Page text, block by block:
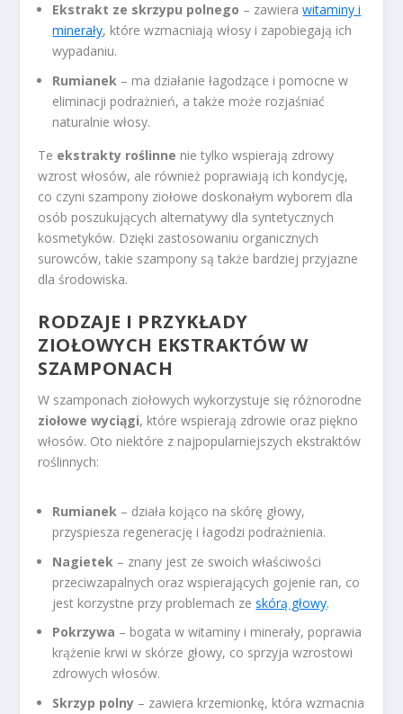
Ekstrakt ze skrzypu polnego – zawierawitaminy i
minerały, które wzmacniają włosy i zapobiegają ich
wypadaniu.
Rumianek – ma działanie łagodzące i pomocne w
eliminacji podrażnień, a także może rozjaśniać
naturalnie włosy.
Te ekstrakty roślinne nie tylko wspierają zdrowy
wzrost włosów, ale również poprawiają ich kondycję,
co czyni szampony ziołowe doskonałym wyborem dla
osób poszukujących alternatywy dla syntetycznych
kosmetyków. Dzięki zastosowaniu organicznych
surowców, takie szampony są także bardziej przyjazne
dla środowiska.
RODZAJE I PRZYKŁADY
ZIOŁOWYCH EKSTRAKTÓW W
SZAMPONACH
W szamponach ziołowych wykorzystuje się różnorodne
ziołowe wyciągi, które wspierają zdrowie oraz piękno
włosów. Oto niektóre z najpopularniejszych ekstraktów
roślinnych:
Rumianek – działa kojąco na skórę głowy,
przyspiesza regenerację i łagodzi podrażnienia.
Nagietek – znany jest ze swoich właściwości
przeciwzapalnych oraz wspierających gojenie ran, co
jest korzystne przy problemach zeskórą głowy.
Pokrzywa – bogata w witaminy i minerały, poprawia
krążenie krwi w skórze głowy, co sprzyja wzrostowi
zdrowych włosów.
Skrzyp polny – zawiera krzemionkę, która wzmacnia